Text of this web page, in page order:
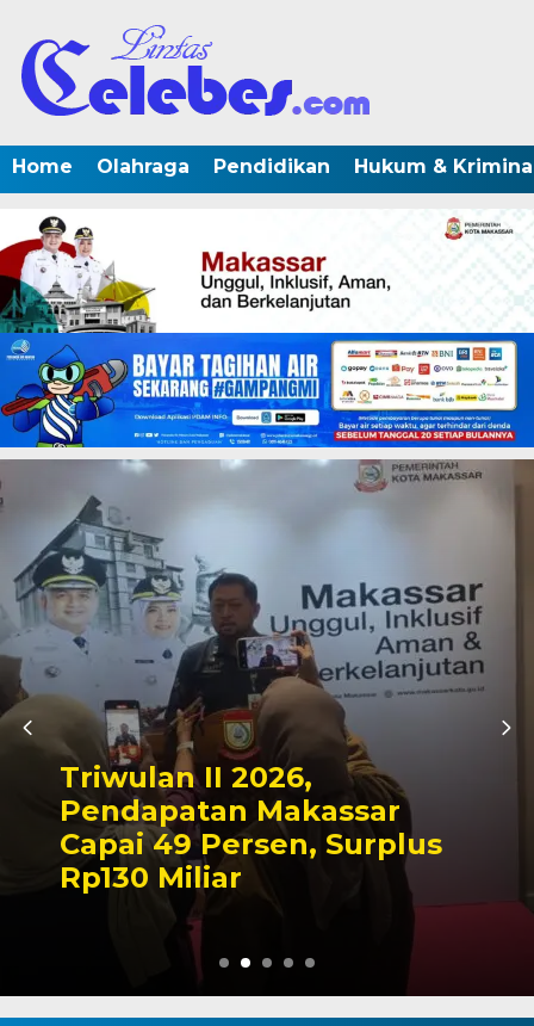
Home Olahraga Pendidikan Hukum &
Kapolres Wajo Ziarah
Makam La
Tegaskan Komitmen
Mengabdi untuk
Wajo